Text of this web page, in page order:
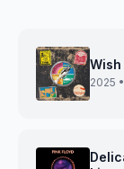
Wish
2025